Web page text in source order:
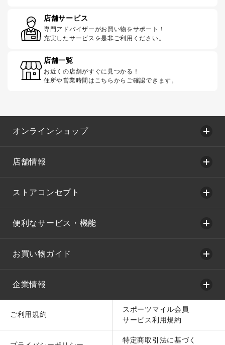
店舗サービス
専門アドバイザーがお買い物をサポート！
充実したサービスを是非ご利用ください。
店舗一覧
お近くの店舗がすぐに見つかる！
住所や営業時間はこちらからご確認できます。
オンラインショップ
店舗情報
ストアコンセプト
便利なサービス・機能
お買い物ガイド
企業情報
ご利用規約
スポーツマイル会員
サービス利用規約
特定商取引法に基づく